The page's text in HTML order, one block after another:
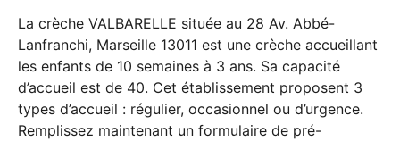
La crèche VALBARELLE située au 28 Av. Abbé-
Lanfranchi, Marseille 13011 est une crèche accueillant
les enfants de 10 semaines à 3 ans. Sa capacité
d’accueil est de 40. Cet établissement proposent 3
types d’accueil : régulier, occasionnel ou d’urgence.
Remplissez maintenant un formulaire de pré-